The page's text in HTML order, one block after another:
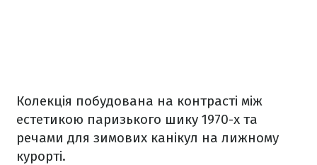
Колекція побудована на контрасті між
естетикою паризького шику 1970-х та
речами для зимових канікул на лижному
курорті.